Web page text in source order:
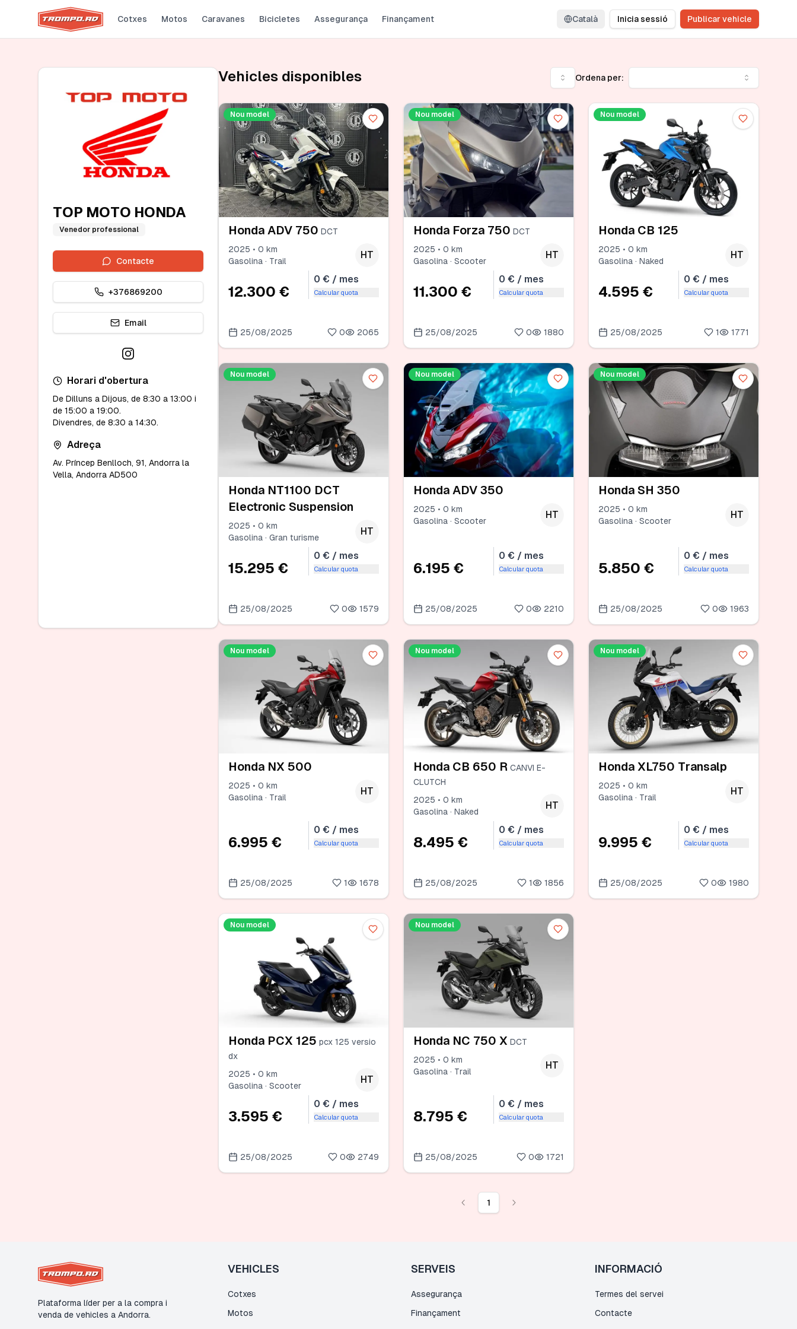
Cotxes Motos Caravanes Bicicletes Assegurança Finançament Català Inicia sessió Publicar vehicle
TOP MOTO HONDA
Venedor professional
Contacte
+376869200
Email
Horari d'obertura
De Dilluns a Dijous, de 8:30 a 13:00 i
de 15:00 a 19:00.
Divendres, de 8:30 a 14:30.
Adreça
Av. Príncep Benlloch, 91, Andorra la
Vella, Andorra AD500
Vehicles disponibles Ordena per:
Nou model
Honda ADV 750 DCT
2025 • 0 km
Gasolina · Trail
HT
12.300 €
0 € / mes
Calcular quota
25/08/2025 0 2065
Nou model
Honda Forza 750 DCT
2025 • 0 km
Gasolina · Scooter
HT
11.300 €
0 € / mes
Calcular quota
25/08/2025 0 1880
Nou model
Honda CB 125
2025 • 0 km
Gasolina · Naked
HT
4.595 €
0 € / mes
Calcular quota
25/08/2025 1 1771
Nou model
Honda NT1100 DCT
Electronic Suspension
2025 • 0 km
Gasolina · Gran turisme
HT
15.295 €
0 € / mes
Calcular quota
25/08/2025 0 1579
Nou model
Honda ADV 350
2025 • 0 km
Gasolina · Scooter
HT
6.195 €
0 € / mes
Calcular quota
25/08/2025 0 2210
Nou model
Honda SH 350
2025 • 0 km
Gasolina · Scooter
HT
5.850 €
0 € / mes
Calcular quota
25/08/2025 0 1963
Nou model
Honda NX 500
2025 • 0 km
Gasolina · Trail
HT
6.995 €
0 € / mes
Calcular quota
25/08/2025 1 1678
Nou model
Honda CB 650 R CANVI E-
CLUTCH
2025 • 0 km
Gasolina · Naked
HT
8.495 €
0 € / mes
Calcular quota
25/08/2025 1 1856
Nou model
Honda XL750 Transalp
2025 • 0 km
Gasolina · Trail
HT
9.995 €
0 € / mes
Calcular quota
25/08/2025 0 1980
Nou model
Honda PCX 125 pcx 125 versio
dx
2025 • 0 km
Gasolina · Scooter
HT
3.595 €
0 € / mes
Calcular quota
25/08/2025 0 2749
Nou model
Honda NC 750 X DCT
2025 • 0 km
Gasolina · Trail
HT
8.795 €
0 € / mes
Calcular quota
25/08/2025 0 1721
1
Plataforma líder per a la compra i
venda de vehicles a Andorra.
VEHICLES
Cotxes
Motos
SERVEIS
Assegurança
Finançament
INFORMACIÓ
Termes del servei
Contacte